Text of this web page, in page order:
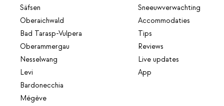
Säfsen
Oberaichwald
Bad Tarasp-Vulpera
Oberammergau
Nesselwang
Levi
Bardonecchia
Mégève
Sneeuwverwachting
Accommodaties
Tips
Reviews
Live updates
App